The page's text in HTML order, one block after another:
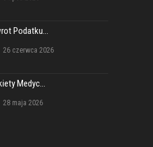
Podatku...
26 czerwca 2026
Medyc...
28 maja 2026